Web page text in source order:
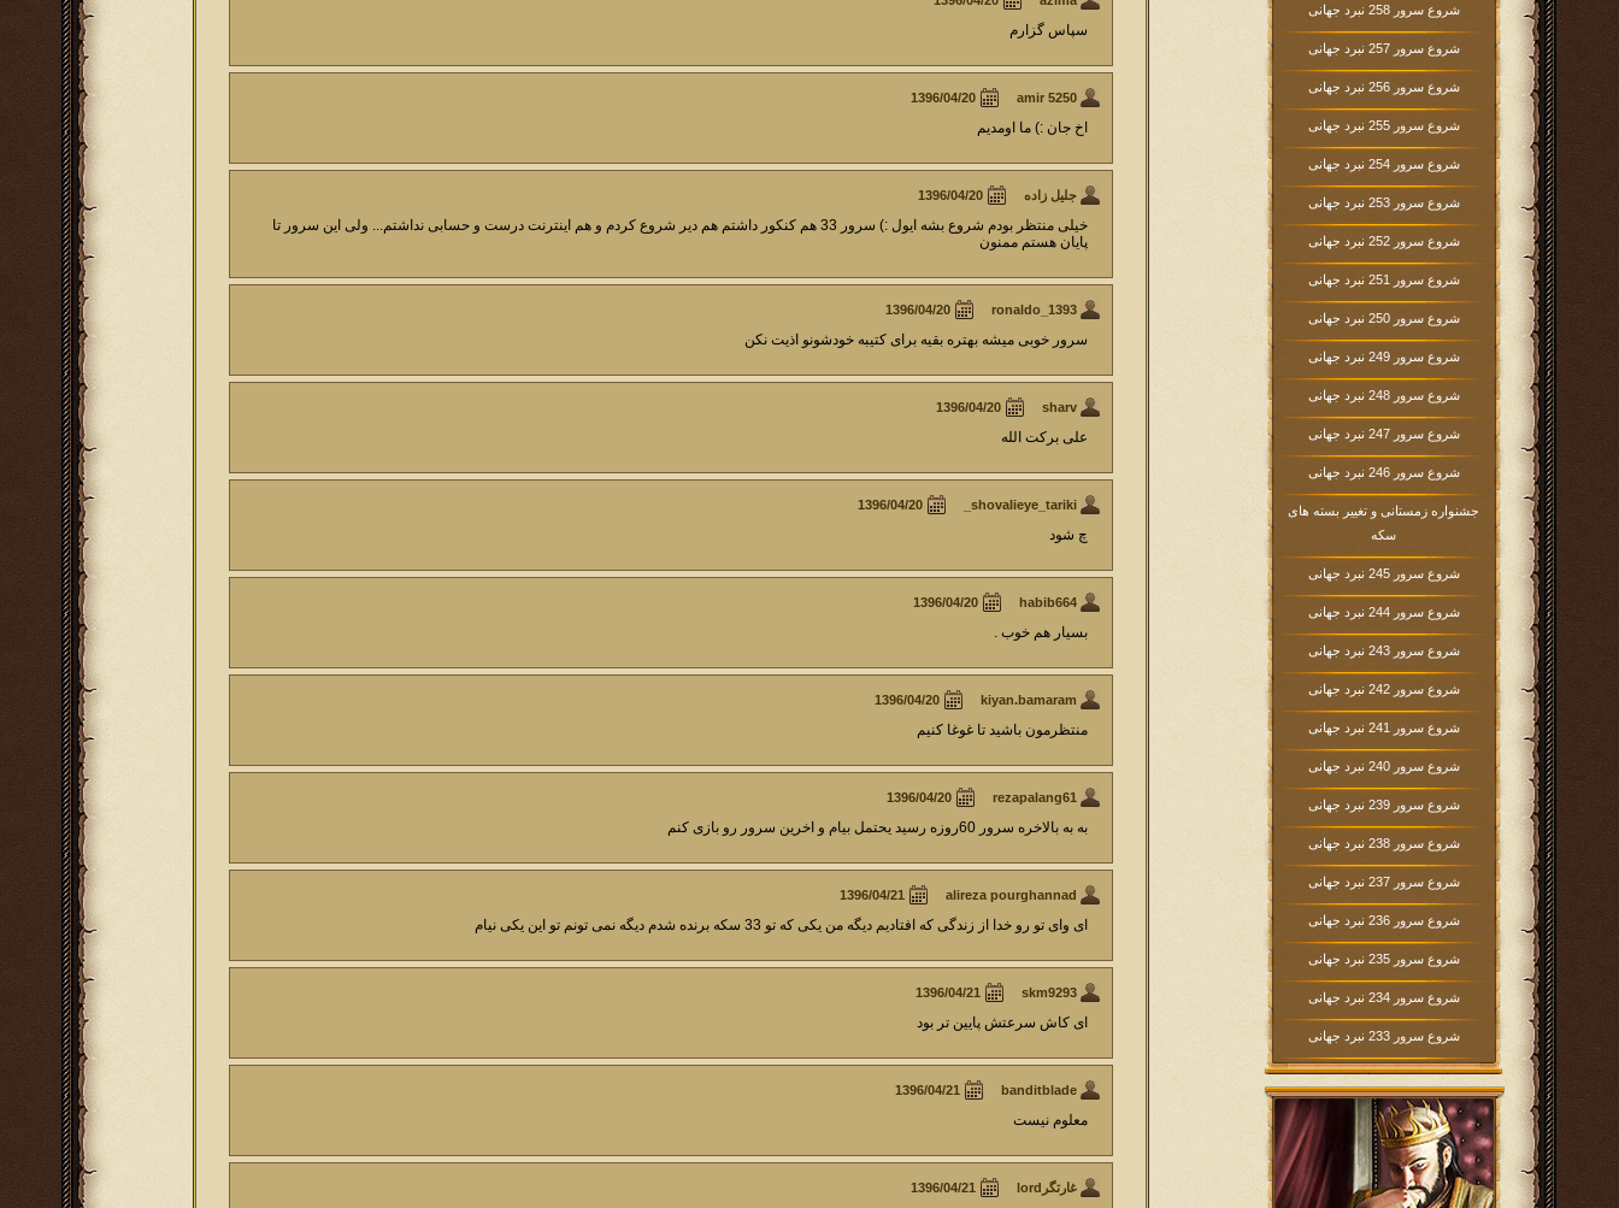
شروع سرور 258 نبرد جهانی
شروع سرور 257 نبرد جهانی
شروع سرور 256 نبرد جهانی
شروع سرور 255 نبرد جهانی
شروع سرور 254 نبرد جهانی
شروع سرور 253 نبرد جهانی
شروع سرور 252 نبرد جهانی
شروع سرور 251 نبرد جهانی
شروع سرور 250 نبرد جهانی
شروع سرور 249 نبرد جهانی
شروع سرور 248 نبرد جهانی
شروع سرور 247 نبرد جهانی
شروع سرور 246 نبرد جهانی
جشنواره زمستانی و تغییر بسته های
سکه
شروع سرور 245 نبرد جهانی
شروع سرور 244 نبرد جهانی
شروع سرور 243 نبرد جهانی
شروع سرور 242 نبرد جهانی
شروع سرور 241 نبرد جهانی
شروع سرور 240 نبرد جهانی
شروع سرور 239 نبرد جهانی
شروع سرور 238 نبرد جهانی
شروع سرور 237 نبرد جهانی
شروع سرور 236 نبرد جهانی
شروع سرور 235 نبرد جهانی
شروع سرور 234 نبرد جهانی
شروع سرور 233 نبرد جهانی
سپاس گزارم
amir 5250
اخ جان :) ما اومدیم
جلیل زاده
خیلی منتظر بودم شروع بشه ایول :) سرور 33 هم کنکور داشتم هم دیر شروع کردم و هم اینترنت درست و حسابی نداشتم... ولی این سرور تا
پایان هستم ممنون
ronaldo_1393
سرور خوبی میشه بهتره بقیه برای کتیبه خودشونو اذیت نکن
sharv
علی برکت الله
shovalieye_tariki_
چ شود
habib664
بسيار هم خوب .
kiyan.bamaram
منتظرمون باشید تا غوغا کنیم
rezapalang61
به به بالاخره سرور 60روزه رسید یحتمل بیام و اخرین سرور رو بازی کنم
alireza pourghannad
ای وای تو رو خدا از زندگی که افتادیم دیگه من یکی که تو 33 سکه برنده شدم دیگه نمی تونم تو این یکی نیام
skm9293
ای کاش سرعتش پایین تر بود
banditblade
معلوم نیست
غارتگرlord